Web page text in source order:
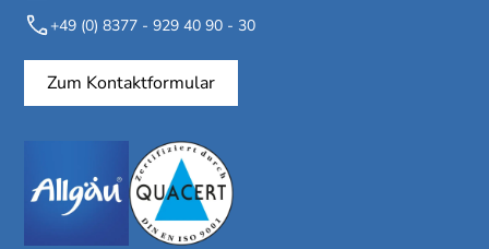
+49 (0) 8377 - 929 40 90 - 30
Zum Kontaktformular